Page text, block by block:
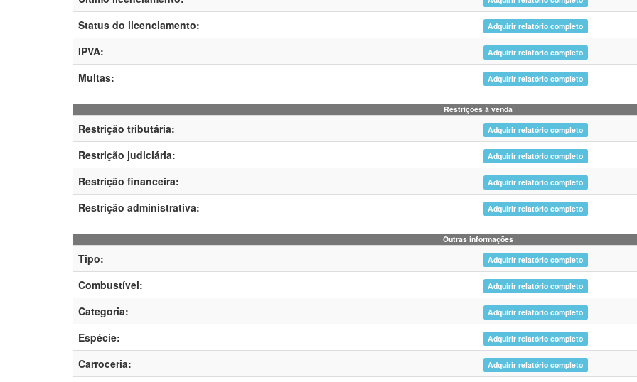
Status do licenciamento: Adquirir relatório completo
IPVA: Adquirir relatório completo
Multas: Adquirir relatório completo
Restrições à venda
Restrição tributária: Adquirir relatório completo
Restrição judiciária: Adquirir relatório completo
Restrição financeira: Adquirir relatório completo
Restrição administrativa: Adquirir relatório completo
Outras informações
Tipo: Adquirir relatório completo
Combustível: Adquirir relatório completo
Categoria: Adquirir relatório completo
Espécie: Adquirir relatório completo
Carroceria: Adquirir relatório completo